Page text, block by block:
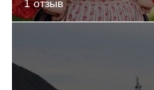
1 отзыв